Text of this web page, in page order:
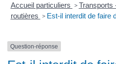
Accueil particuliers > Transports
routières > Est-il interdit de faire
Question-réponse